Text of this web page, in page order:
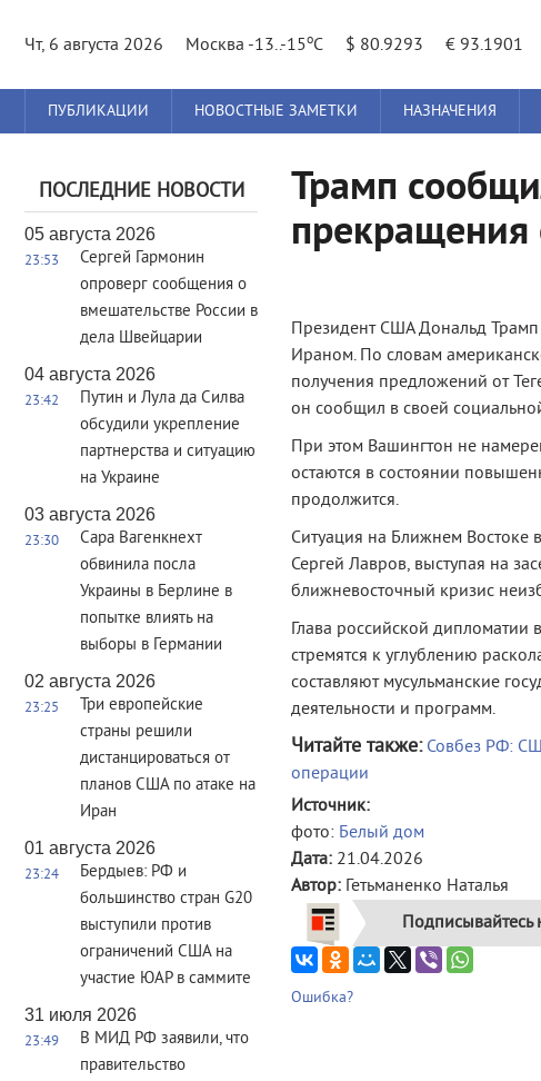
Чт, 6 августа 2026
Москва -13..-15oC $ 80.9293 € 93.1901
Главное
меню
ПУБЛИКАЦИИ НОВОСТНЫЕ ЗАМЕТКИ НАЗНАЧЕНИЯ
ПОСЛЕДНИЕ НОВОСТИ
05 августа 2026
23:53
Сергей Гармонин
опроверг сообщения о
вмешательстве России в
дела Швейцарии
04 августа 2026
23:42
Путин и Лула да Силва
обсудили укрепление
партнерства и ситуацию
на Украине
03 августа 2026
23:30
Сара Вагенкнехт
обвинила посла
Украины в Берлине в
попытке влиять на
выборы в Германии
02 августа 2026
23:25
Три европейские
страны решили
дистанцироваться от
планов США по атаке на
Иран
01 августа 2026
23:24
Бердыев: РФ и
большинство стран G20
выступили против
ограничений США на
участие ЮАР в саммите
31 июля 2026
23:49
В МИД РФ заявили, что
правительство
Трамп
прекращения
Президент США Дональд
Ираном. По словам
получения предложений от
он сообщил в своей
При этом Вашингтон не
остаются в состоянии
продолжится.
Ситуация на Ближнем Востоке
Сергей Лавров, выступая на
ближневосточный кризис
Глава российской дипломатии
стремятся к углублению
составляют мусульманские
деятельности и программ.
Читайте также: Совбез РФ:
операции
Источник:
фото: Белый дом
Дата: 21.04.2026
Автор: Гетьманенко Наталья
Ошибка?